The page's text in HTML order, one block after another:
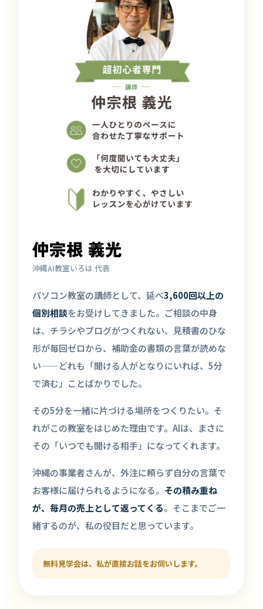
仲宗根 義光
沖縄AI教室いろは 代表
パソコン教室の講師として、延べ3,600回以上の
個別相談をお受けしてきました。ご相談の中身
は、チラシやブログがつくれない、見積書のひな
形が毎回ゼロから、補助金の書類の言葉が読めな
い——どれも「聞ける人がとなりにいれば、5分
で済む」ことばかりでした。
その5分を一緒に片づける場所をつくりたい。そ
れがこの教室をはじめた理由です。AIは、まさに
その「いつでも聞ける相手」になってくれます。
沖縄の事業者さんが、外注に頼らず自分の言葉で
お客様に届けられるようになる。 その積み重ね
が、毎月の売上として返ってくる。そこまでご一
緒するのが、私の役目だと思っています。
無料見学会は、私が直接お話をお伺いします。